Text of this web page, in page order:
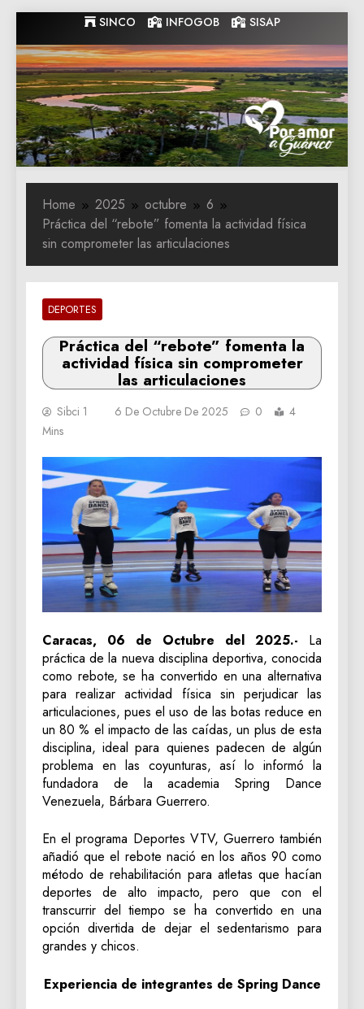
to
content
SINCO INFOGOB SISAP
Gobernacion
de Guarico
Gobernacion de Guarico
Home 2025 octubre
6
Práctica del “rebote” fomenta la actividad física
sin comprometer las articulaciones
DEPORTES
Práctica del “rebote” fomenta la
actividad física sin comprometer
las articulaciones
Sibci 1 6 De Octubre De 2025 0
4
Mins
Caracas, 06 de Octubre del 2025.- La
práctica de la nueva disciplina deportiva, conocida
como rebote, se ha convertido en una alternativa
para realizar actividad física sin perjudicar las
articulaciones, pues el uso de las botas reduce en
un 80 % el impacto de las caídas, un plus de esta
disciplina, ideal para quienes padecen de algún
problema en las coyunturas, así lo informó la
fundadora de la academia Spring Dance
Venezuela, Bárbara Guerrero.
En el programa Deportes VTV, Guerrero también
añadió que el rebote nació en los años 90 como
método de rehabilitación para atletas que hacían
deportes de alto impacto, pero que con el
transcurrir del tiempo se ha convertido en una
opción divertida de dejar el sedentarismo para
grandes y chicos.
Experiencia de integrantes de Spring Dance